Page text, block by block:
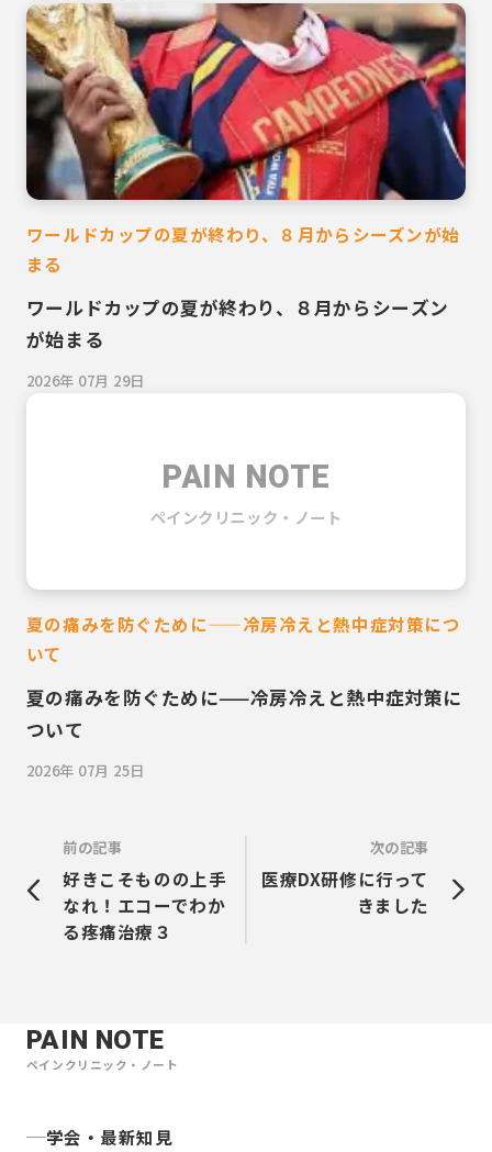
ワールドカップの夏が終わり、８月からシーズンが始
まる
ワールドカップの夏が終わり、８月からシーズン
が始まる
2026年 07月 29日
夏の痛みを防ぐために——冷房冷えと熱中症対策につ
いて
夏の痛みを防ぐために——冷房冷えと熱中症対策に
ついて
2026年 07月 25日
PAIN NOTE
ペインクリニック・ノート
前の記事
好きこそものの上手
なれ！エコーでわか
る疼痛治療３
次の記事
医療DX研修に行って
きました
PAIN NOTE
ペインクリニック・ノート
学会・最新知見